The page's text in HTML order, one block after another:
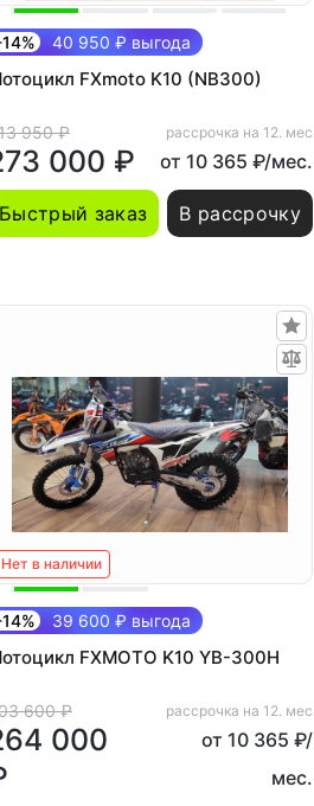
40 950 ₽ выгода
FXmoto K10 (NB300)
950 ₽
000 ₽
рассрочка на 12. мес
от 10 365 ₽/мес.
Быстрый заказ В рассрочку
Нет в наличии
39 600 ₽ выгода
FXMOTO K10 YB-300H
600 ₽
000
рассрочка на 12. мес
от 10 365 ₽/
мес.